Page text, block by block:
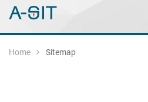
Zum Inhalt springen
Zur Navigation springen
Main Navigation
Home Sitemap